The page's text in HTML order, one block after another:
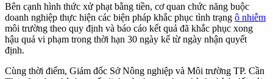
Bên cạnh hình thức xử phạt bằng tiền, cơ quan chức năng buộc
doanh nghiệp thực hiện các biện pháp khắc phục tình trạng ô nhiễm
môi trường theo quy định và báo cáo kết quả đã khắc phục xong
hậu quả vi phạm trong thời hạn 30 ngày kể từ ngày nhận quyết
định.
Cùng thời điểm, Giám đốc Sở Nông nghiệp và Môi trường TP. Cần